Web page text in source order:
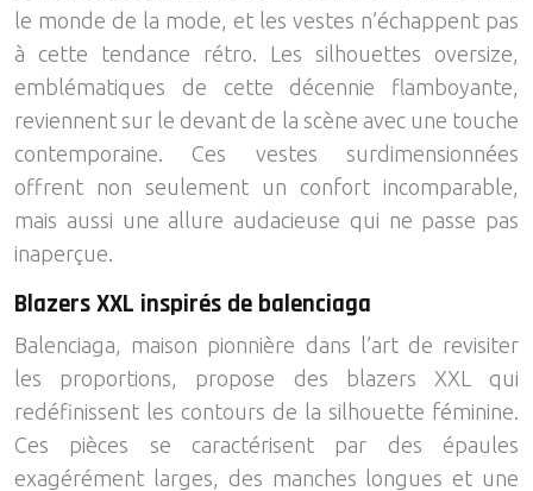
le monde de la mode, et les vestes n’échappent pas
à cette tendance rétro. Les silhouettes oversize,
emblématiques de cette décennie flamboyante,
reviennent sur le devant de la scène avec une touche
contemporaine. Ces vestes surdimensionnées
offrent non seulement un confort incomparable,
mais aussi une allure audacieuse qui ne passe pas
inaperçue.
Blazers XXL inspirés de balenciaga
Balenciaga, maison pionnière dans l’art de revisiter
les proportions, propose des blazers XXL qui
redéfinissent les contours de la silhouette féminine.
Ces pièces se caractérisent par des épaules
exagérément larges, des manches longues et une